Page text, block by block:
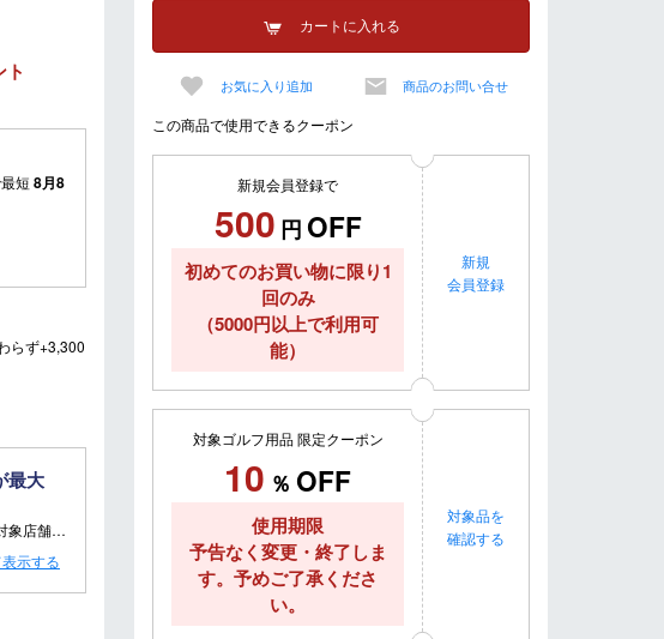
短 8月8
らず+3,300
最大
■ 有賀園ゴルフオンラインAGO含む対象店舗で金・土曜日にd支払いをすると dポイントが最大4％
トも還元
23:59
示する
カートに入れる
お気に入り追加 商品のお問い合せ
この商品で使用できるクーポン
新規会員登録で
500 円 OFF
初めてのお買い物に限り1
回のみ
（5000円以上で利用可
能）
新規
会員登録
対象ゴルフ用品 限定クーポン
10 ％ OFF
使用期限
予告なく変更・終了しま
す。予めご了承くださ
い。
対象品を
確認する